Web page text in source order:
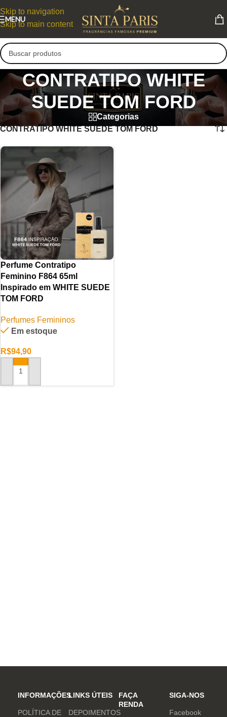
Skip to navigation
Skip to main content
MENU
CONTRATIPO WHITE
SUEDE TOM FORD
Categorias
CONTRATIPO WHITE SUEDE TOM FORD
Perfume Contratipo
Feminino F864 65ml
Inspirado em WHITE SUEDE
TOM FORD
Perfumes Femininos
Em estoque
R$94,90
ADICIONAR AO CARRINHO
INFORMAÇÕES
POLÍTICA DE
LINKS ÚTEIS
DEPOIMENTOS
FAÇA
RENDA
SIGA-NOS
Facebook